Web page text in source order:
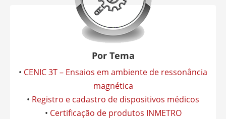
Por Tema
• CENIC 3T – Ensaios em ambiente de ressonância
magnética
• Registro e cadastro de dispositivos médicos
• Certificação de produtos INMETRO